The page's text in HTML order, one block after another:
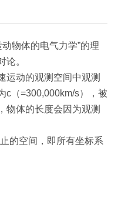
物体的电气力学”的理
论。
运动的观测空间中观测
c（=300,000km/s），被
物体的长度会因为观测
的空间，即所有坐标系